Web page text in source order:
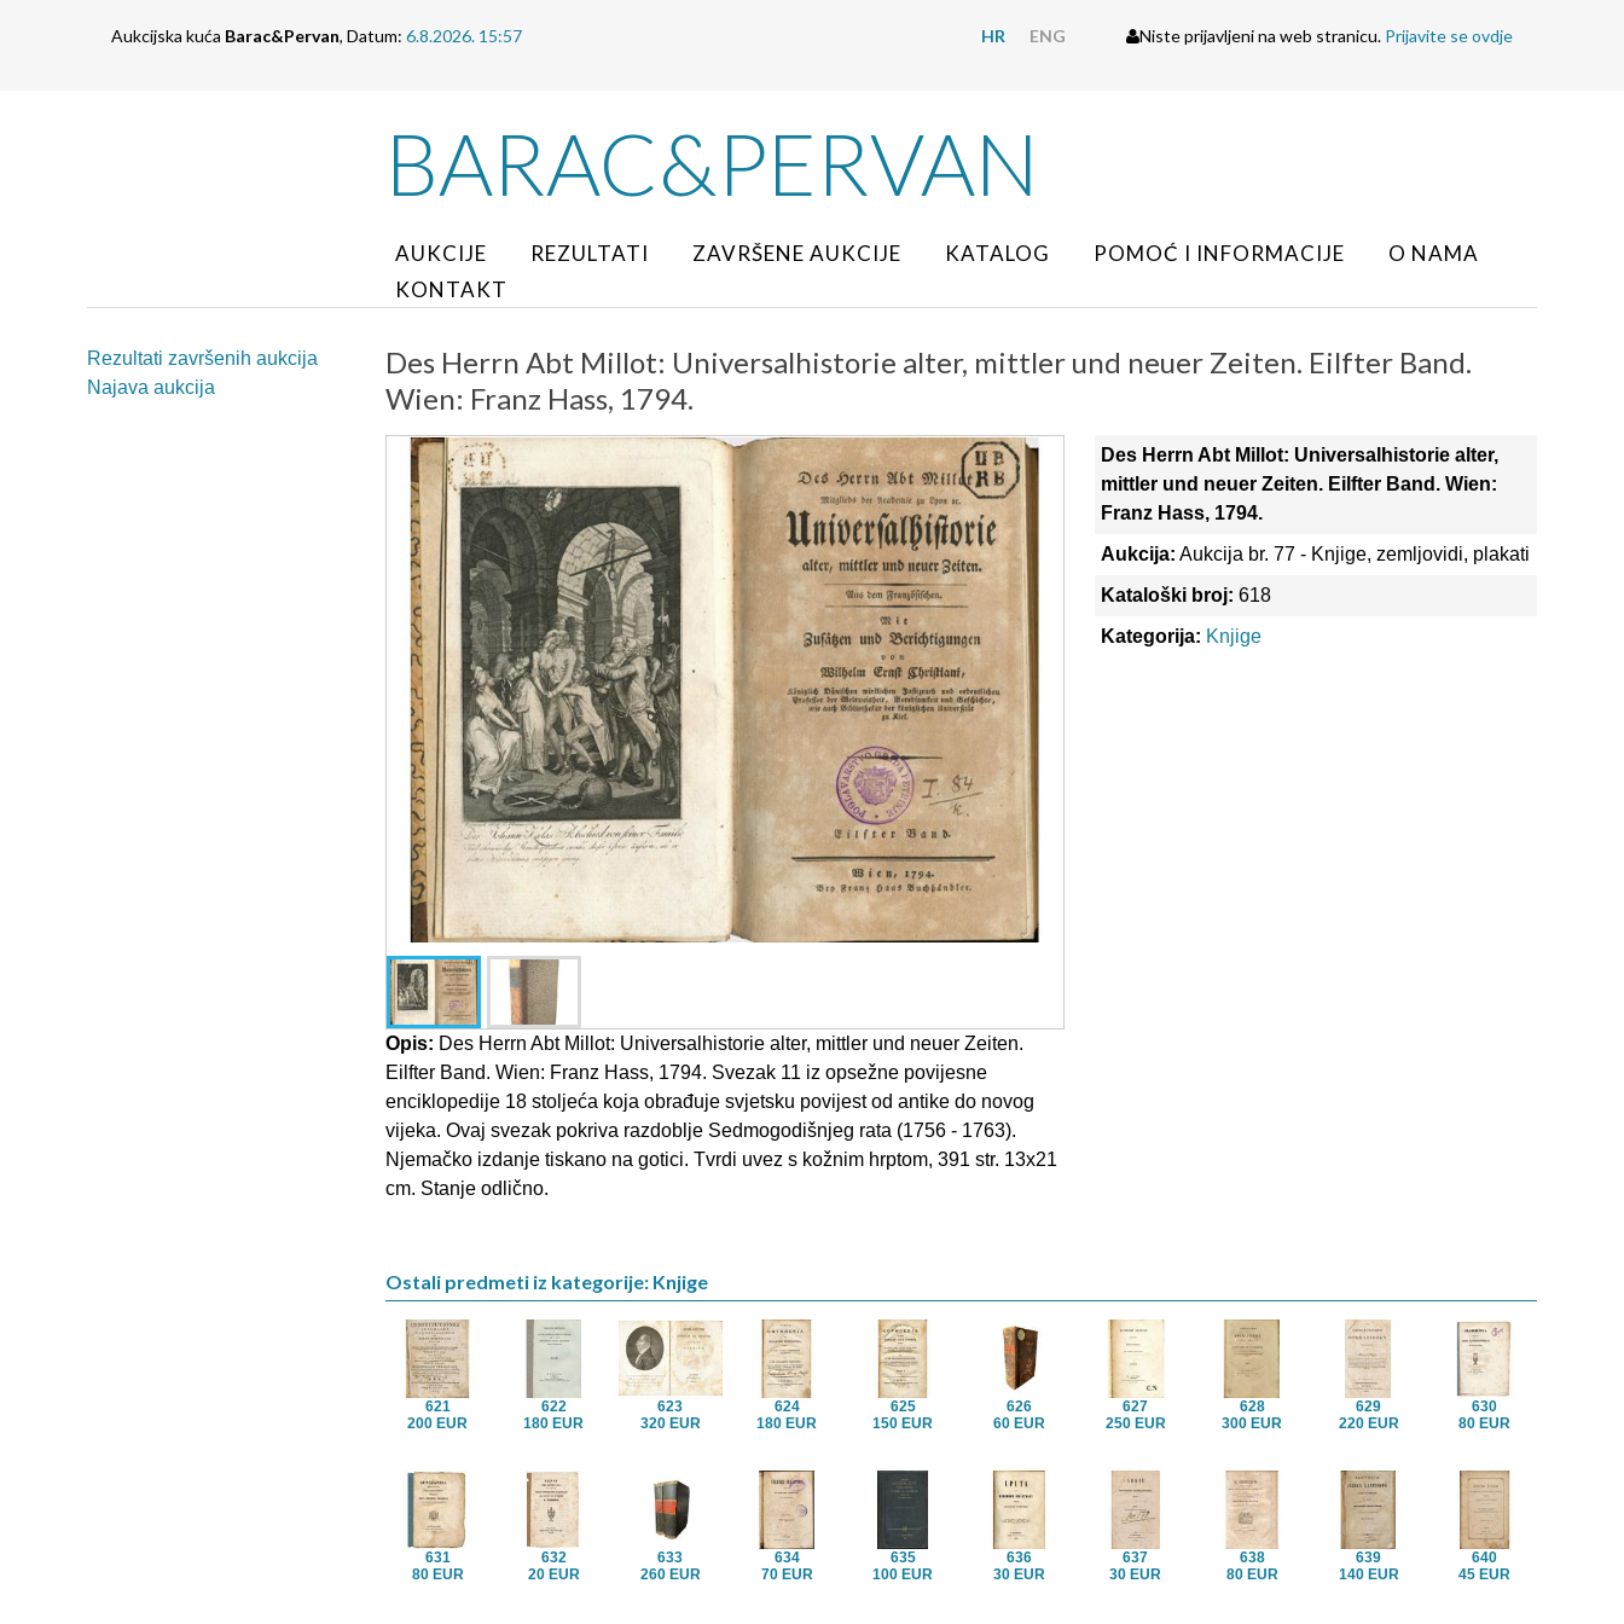
Aukcijska kuća Barac&Pervan, Datum: 6.8.2026. 15:57 HR ENG Niste prijavljeni na web stranicu. Prijavite se ovdje
BARAC&PERVAN
AUKCIJE REZULTATI ZAVRŠENE AUKCIJE KATALOG POMOĆ I INFORMACIJE
O NAMA
KONTAKT
Rezultati završenih aukcija
Najava aukcija
Des Herrn Abt Millot: Universalhistorie alter, mittler und neuer Zeiten. Eilfter Band.
Wien: Franz Hass, 1794.
Opis: Des Herrn Abt Millot: Universalhistorie alter, mittler und neuer Zeiten.
Eilfter Band. Wien: Franz Hass, 1794. Svezak 11 iz opsežne povijesne
enciklopedije 18 stoljeća koja obrađuje svjetsku povijest od antike do novog
vijeka. Ovaj svezak pokriva razdoblje Sedmogodišnjeg rata (1756 - 1763).
Njemačko izdanje tiskano na gotici. Tvrdi uvez s kožnim hrptom, 391 str. 13x21
cm. Stanje odlično.
Des Herrn Abt Millot: Universalhistorie alter,
mittler und neuer Zeiten. Eilfter Band. Wien:
Franz Hass, 1794.
Aukcija: Aukcija br. 77 - Knjige, zemljovidi, plakati
Kataloški broj: 618
Kategorija: Knjige
Ostali predmeti iz kategorije: Knjige
621
200 EUR
622
180 EUR
623
320 EUR
624
180 EUR
625
150 EUR
626
60 EUR
627
250 EUR
628
300 EUR
629
220 EUR
630
80 EUR
631
80 EUR
632
20 EUR
633
260 EUR
634
70 EUR
635
100 EUR
636
30 EUR
637
30 EUR
638
80 EUR
639
140 EUR
640
45 EUR